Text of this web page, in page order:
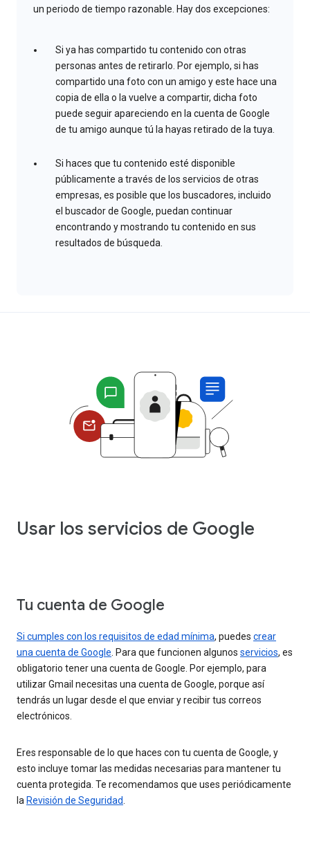
un periodo de tiempo razonable. Hay dos excepciones:
Si ya has compartido tu contenido con otras
personas antes de retirarlo. Por ejemplo, si has
compartido una foto con un amigo y este hace una
copia de ella o la vuelve a compartir, dicha foto
puede seguir apareciendo en la cuenta de Google
de tu amigo aunque tú la hayas retirado de la tuya.
Si haces que tu contenido esté disponible
públicamente a través de los servicios de otras
empresas, es posible que los buscadores, incluido
el buscador de Google, puedan continuar
encontrando y mostrando tu contenido en sus
resultados de búsqueda.
Usar los servicios de Google
Tu cuenta de Google
Si cumples con los requisitos de edad mínima, puedes crear
una cuenta de Google. Para que funcionen algunos servicios, es
obligatorio tener una cuenta de Google. Por ejemplo, para
utilizar Gmail necesitas una cuenta de Google, porque así
tendrás un lugar desde el que enviar y recibir tus correos
electrónicos.
Eres responsable de lo que haces con tu cuenta de Google, y
esto incluye tomar las medidas necesarias para mantener tu
cuenta protegida. Te recomendamos que uses periódicamente
la Revisión de Seguridad.